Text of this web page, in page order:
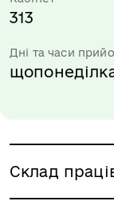
313
Дні та часи
Склад